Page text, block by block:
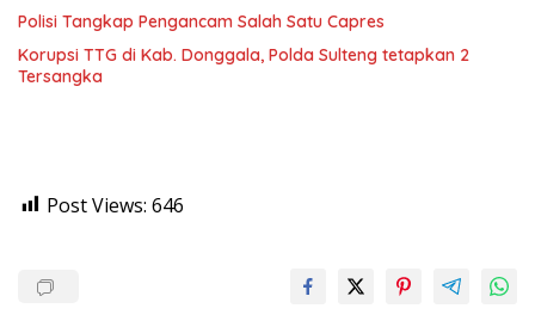
Polisi Tangkap Pengancam Salah Satu Capres
Korupsi TTG di Kab. Donggala, Polda Sulteng tetapkan 2
Tersangka
Post Views: 646